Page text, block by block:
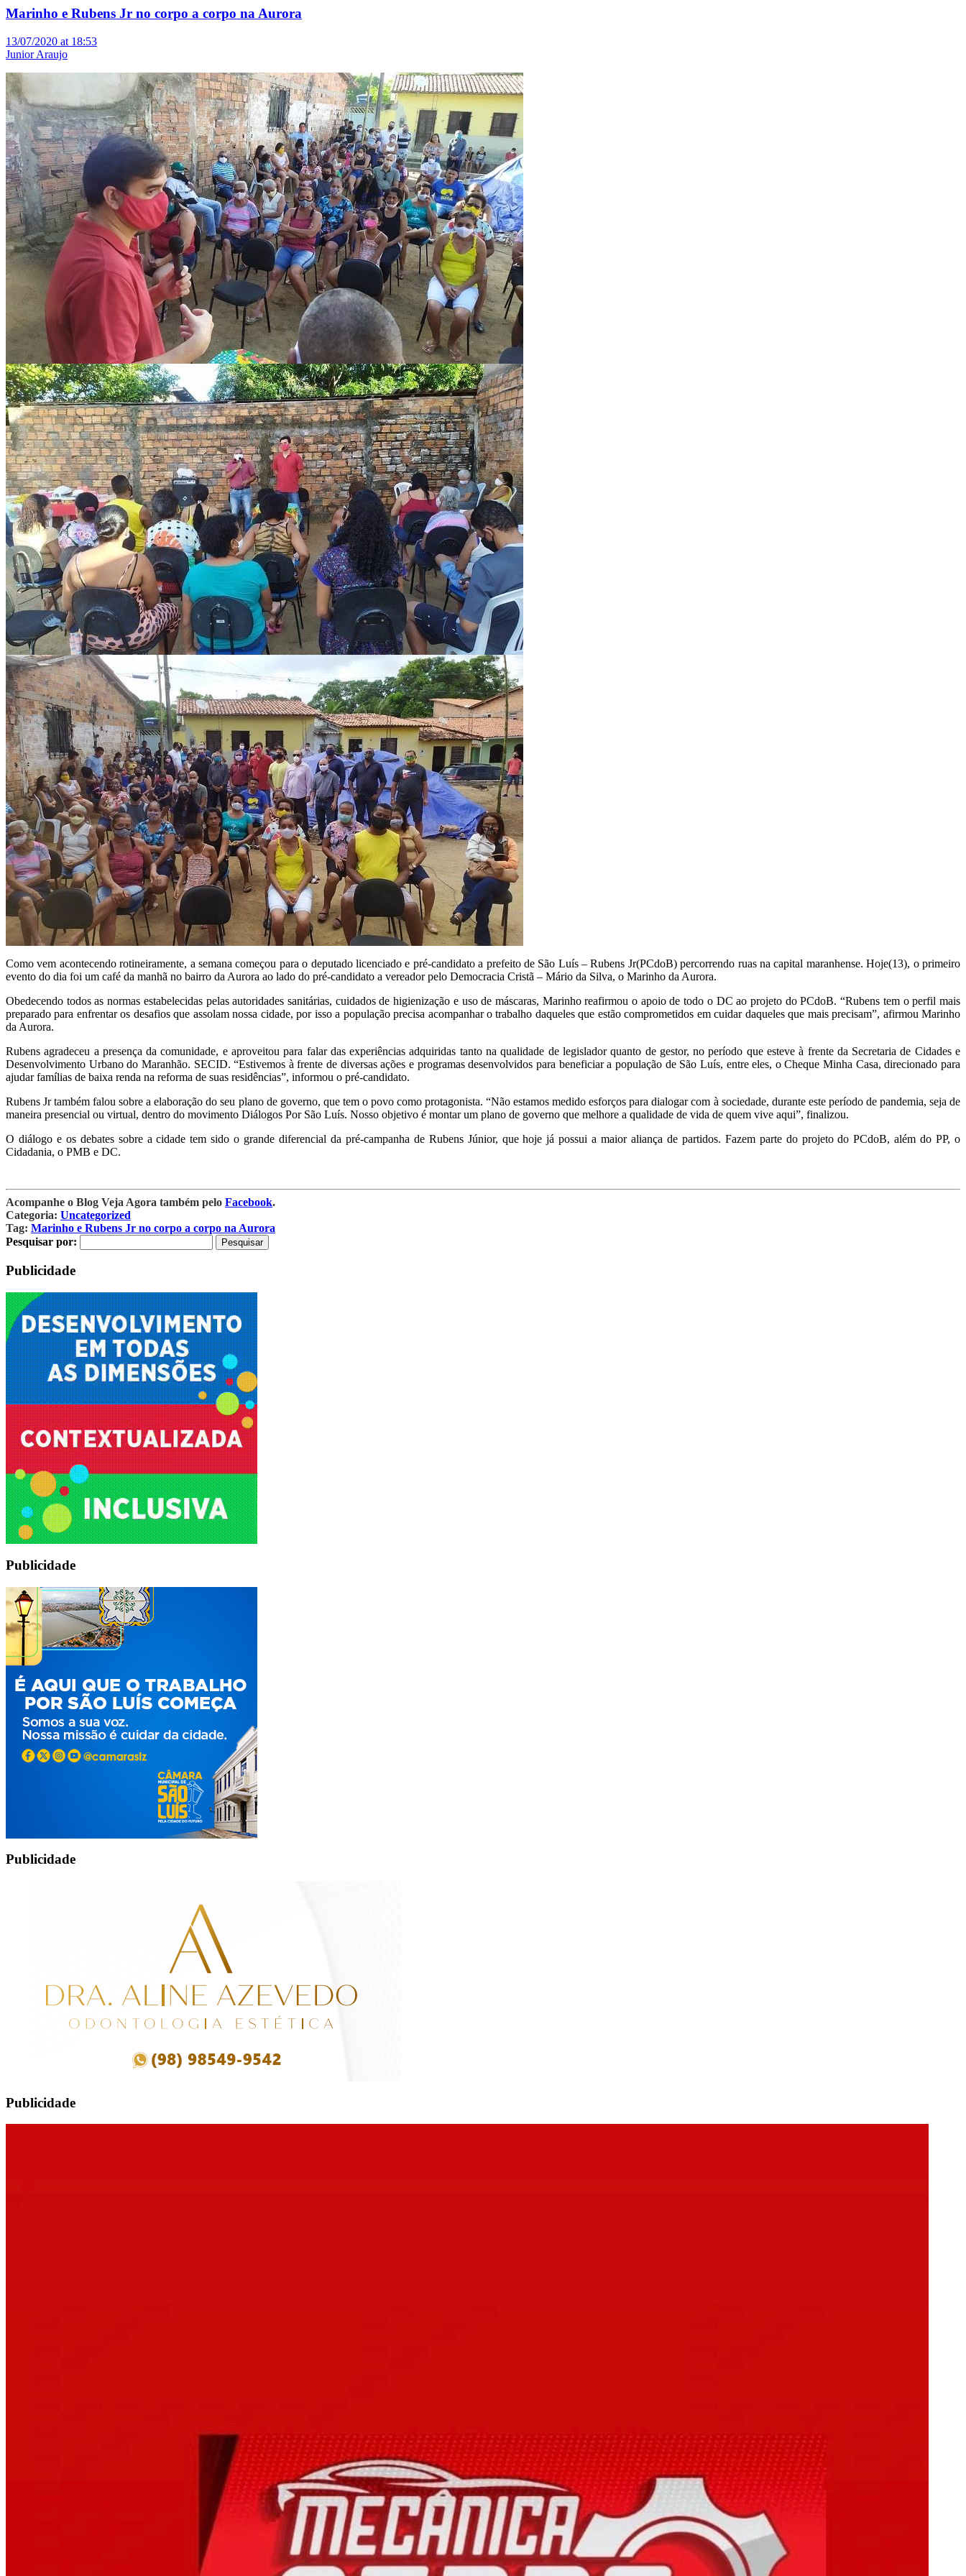
Marinho e Rubens Jr no corpo a corpo na Aurora
13/07/2020 at 18:53
Junior Araujo
Como vem acontecendo rotineiramente, a semana começou para o deputado licenciado e pré-candidato a prefeito de São Luís – Rubens Jr(PCdoB) percorrendo ruas na capital maranhense. Hoje(13), o primeiro
evento do dia foi um café da manhã no bairro da Aurora ao lado do pré-candidato a vereador pelo Democracia Cristã – Mário da Silva, o Marinho da Aurora.
Obedecendo todos as normas estabelecidas pelas autoridades sanitárias, cuidados de higienização e uso de máscaras, Marinho reafirmou o apoio de todo o DC ao projeto do PCdoB. “Rubens tem o perfil mais
preparado para enfrentar os desafios que assolam nossa cidade, por isso a população precisa acompanhar o trabalho daqueles que estão comprometidos em cuidar daqueles que mais precisam”, afirmou Marinho
da Aurora.
Rubens agradeceu a presença da comunidade, e aproveitou para falar das experiências adquiridas tanto na qualidade de legislador quanto de gestor, no período que esteve à frente da Secretaria de Cidades e
Desenvolvimento Urbano do Maranhão. SECID. “Estivemos à frente de diversas ações e programas desenvolvidos para beneficiar a população de São Luís, entre eles, o Cheque Minha Casa, direcionado para
ajudar famílias de baixa renda na reforma de suas residências”, informou o pré-candidato.
Rubens Jr também falou sobre a elaboração do seu plano de governo, que tem o povo como protagonista. “Não estamos medido esforços para dialogar com à sociedade, durante este período de pandemia, seja de
maneira presencial ou virtual, dentro do movimento Diálogos Por São Luís. Nosso objetivo é montar um plano de governo que melhore a qualidade de vida de quem vive aqui”, finalizou.
O diálogo e os debates sobre a cidade tem sido o grande diferencial da pré-campanha de Rubens Júnior, que hoje já possui a maior aliança de partidos. Fazem parte do projeto do PCdoB, além do PP, o
Cidadania, o PMB e DC.
Acompanhe o Blog Veja Agora também pelo Facebook.
Categoria: Uncategorized
Tag: Marinho e Rubens Jr no corpo a corpo na Aurora
Pesquisar por:
Publicidade
Publicidade
Publicidade
Publicidade